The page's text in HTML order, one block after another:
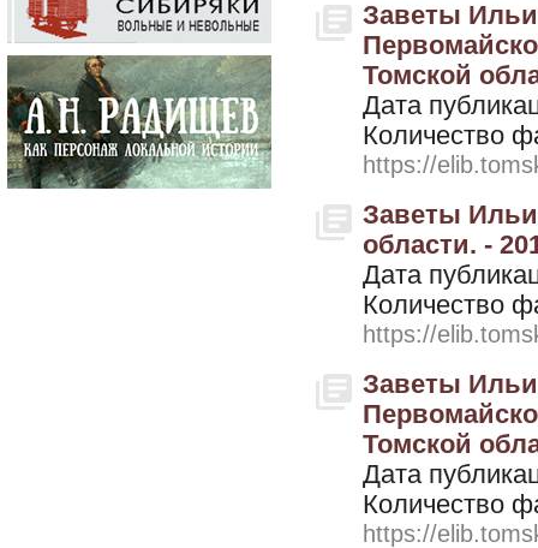
Заветы
Томской
Дата
Количество
https://
Заветы
области. -
Дата
Количество
https://
Заветы
Томской
Дата
Количество
https://